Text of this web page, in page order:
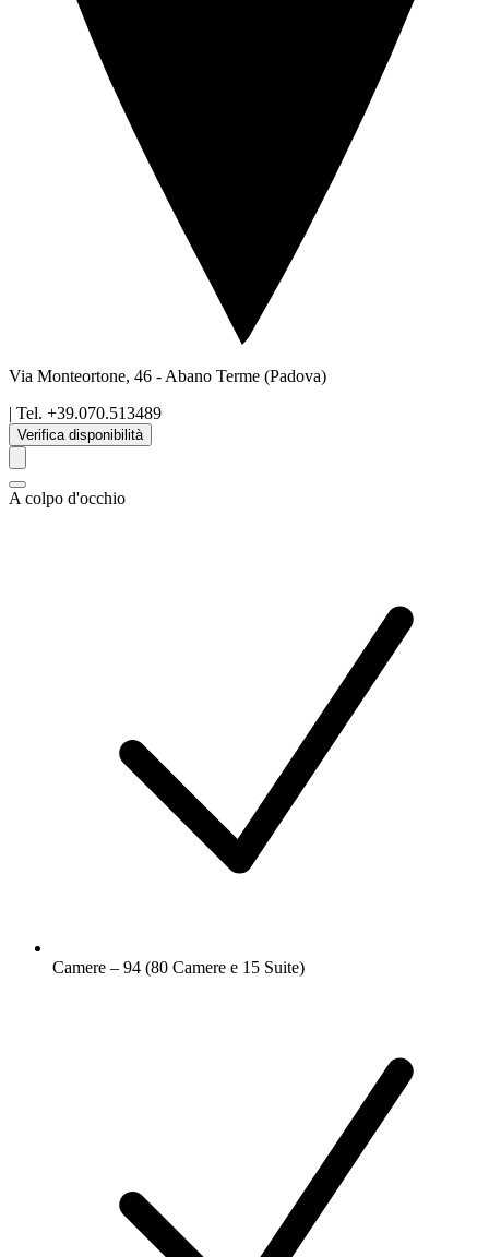
Via Monteortone, 46 - Abano Terme (Padova)
| Tel. +39.070.513489
Verifica disponibilità
A colpo d'occhio
Camere – 94 (80 Camere e 15 Suite)